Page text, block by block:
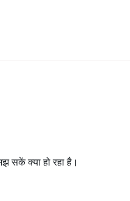
सकें क्या हो रहा है।